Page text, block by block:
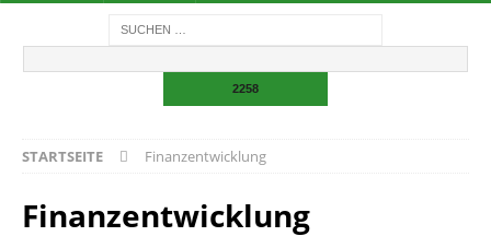
STARTSEITE Finanzentwicklung
Finanzentwicklung